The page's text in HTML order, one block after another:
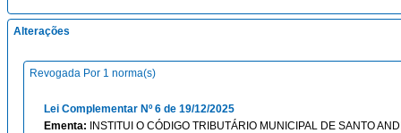
Alterações
Revogada Por 1 norma(s)
Lei Complementar Nº 6 de 19/12/2025
Ementa: INSTITUI O CÓDIGO TRIBUTÁRIO MUNICIPAL DE SANTO